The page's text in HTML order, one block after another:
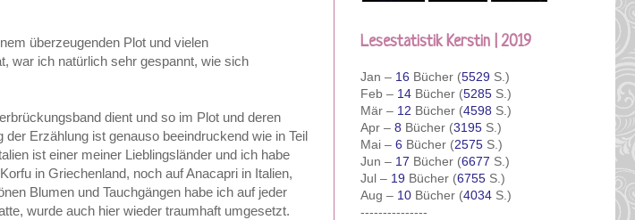
überzeugenden Plot und vielen
war ich natürlich sehr gespannt, wie sich
dient und so im Plot und deren
Erzählung ist genauso beeindruckend wie in Teil
ist einer meiner Lieblingsländer und ich habe
in Griechenland, noch auf Anacapri in Italien,
Blumen und Tauchgängen habe ich auf jeder
wurde auch hier wieder traumhaft umgesetzt.
Lesestatistik Kerstin | 2019
Jan – 16 Bücher (5529 S.)
Feb – 14 Bücher (5285 S.)
Mär – 12 Bücher (4598 S.)
Apr – 8 Bücher (3195 S.)
Mai – 6 Bücher (2575 S.)
Jun – 17 Bücher (6677 S.)
Jul – 19 Bücher (6755 S.)
Aug – 10 Bücher (4034 S.)
---------------